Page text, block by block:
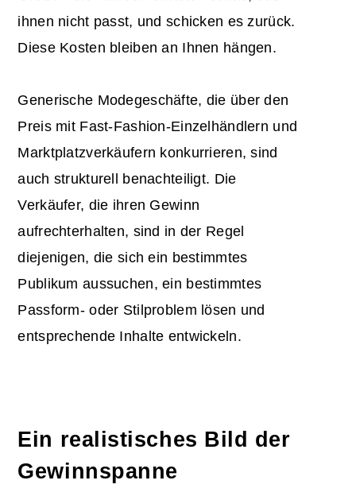
ihnen nicht passt, und schicken es zurück.
Diese Kosten bleiben an Ihnen hängen.
Generische Modegeschäfte, die über den
Preis mit Fast-Fashion-Einzelhändlern und
Marktplatzverkäufern konkurrieren, sind
auch strukturell benachteiligt. Die
Verkäufer, die ihren Gewinn
aufrechterhalten, sind in der Regel
diejenigen, die sich ein bestimmtes
Publikum aussuchen, ein bestimmtes
Passform- oder Stilproblem lösen und
entsprechende Inhalte entwickeln.
Ein realistisches Bild der
Gewinnspanne